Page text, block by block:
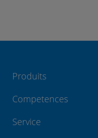
Produits
Competences
Service